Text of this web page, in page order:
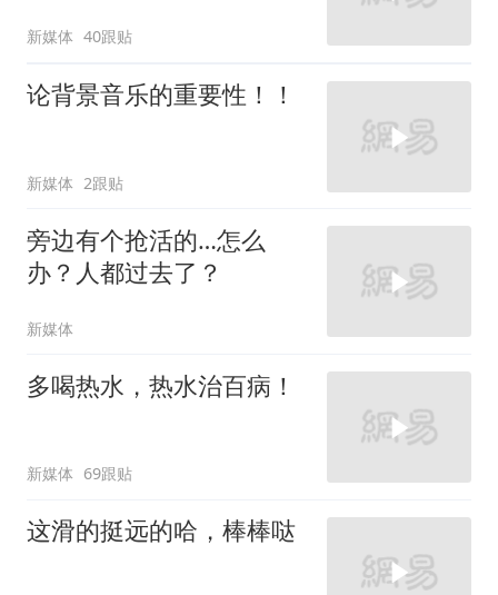
新媒体 40跟贴
论背景音乐的重要性！！
新媒体 2跟贴
旁边有个抢活的…怎么
办？人都过去了？
新媒体
多喝热水，热水治百病！
新媒体 69跟贴
这滑的挺远的哈，棒棒哒